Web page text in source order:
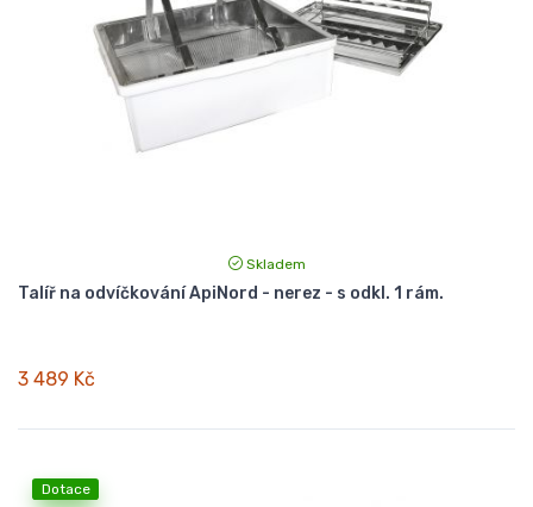
Skladem
Talíř na odvíčkování ApiNord - nerez - s odkl. 1 rám.
3 489 Kč
Dotace